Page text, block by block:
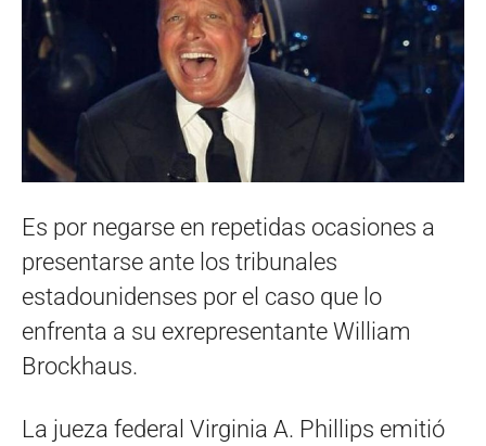
Es por negarse en repetidas ocasiones a
presentarse ante los tribunales
estadounidenses por el caso que lo
enfrenta a su exrepresentante William
Brockhaus.
La jueza federal Virginia A. Phillips emitió